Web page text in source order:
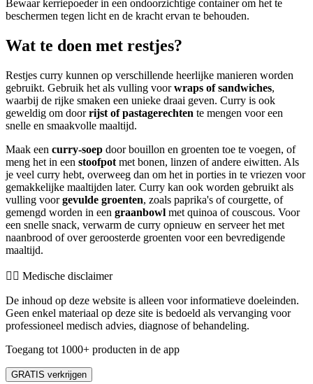
Bewaar kerriepoeder in een ondoorzichtige container om het te
beschermen tegen licht en de kracht ervan te behouden.
Wat te doen met restjes?
Restjes curry kunnen op verschillende heerlijke manieren worden
gebruikt. Gebruik het als vulling voorwraps of sandwiches,
waarbij de rijke smaken een unieke draai geven. Curry is ook
geweldig om doorrijst of pastagerechten te mengen voor een
snelle en smaakvolle maaltijd.
Maak een curry-soep door bouillon en groenten toe te voegen, of
meng het in een stoofpot met bonen, linzen of andere eiwitten. Als
je veel curry hebt, overweeg dan om het in porties in te vriezen voor
gemakkelijke maaltijden later. Curry kan ook worden gebruikt als
vulling voorgevulde groenten, zoals paprika's of courgette, of
gemengd worden in een graanbowl met quinoa of couscous. Voor
een snelle snack, verwarm de curry opnieuw en serveer het met
naanbrood of over geroosterde groenten voor een bevredigende
maaltijd.
👨‍⚕️️ Medische disclaimer
De inhoud op deze website is alleen voor informatieve doeleinden.
Geen enkel materiaal op deze site is bedoeld als vervanging voor
professioneel medisch advies, diagnose of behandeling.
Toegang tot 1000+ producten in de app
GRATIS verkrijgen